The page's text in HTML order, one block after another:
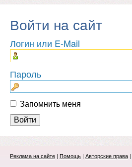
Войти на сайт
Логин или E-Mail
Пароль
Запомнить меня
Реклама на сайте | Помощь | Авторские права |